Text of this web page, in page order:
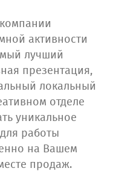
активности
лучший
презентация,
локальный
отделе
уникальное
работы
на Вашем
продаж.